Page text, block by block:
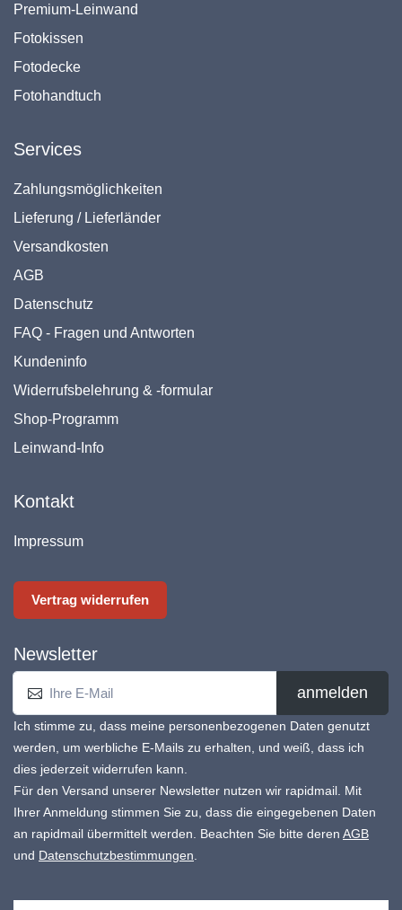
Premium-Leinwand
Fotokissen
Fotodecke
Fotohandtuch
Services
Zahlungsmöglichkeiten
Lieferung / Lieferländer
Versandkosten
AGB
Datenschutz
FAQ - Fragen und Antworten
Kundeninfo
Widerrufsbelehrung & -formular
Shop-Programm
Leinwand-Info
Kontakt
Impressum
Vertrag widerrufen
Newsletter
anmelden
Ich stimme zu, dass meine personenbezogenen Daten genutzt
werden, um werbliche E-Mails zu erhalten, und weiß, dass ich
dies jederzeit widerrufen kann.
Für den Versand unserer Newsletter nutzen wir rapidmail. Mit
Ihrer Anmeldung stimmen Sie zu, dass die eingegebenen Daten
an rapidmail übermittelt werden. Beachten Sie bitte deren AGB
und Datenschutzbestimmungen.